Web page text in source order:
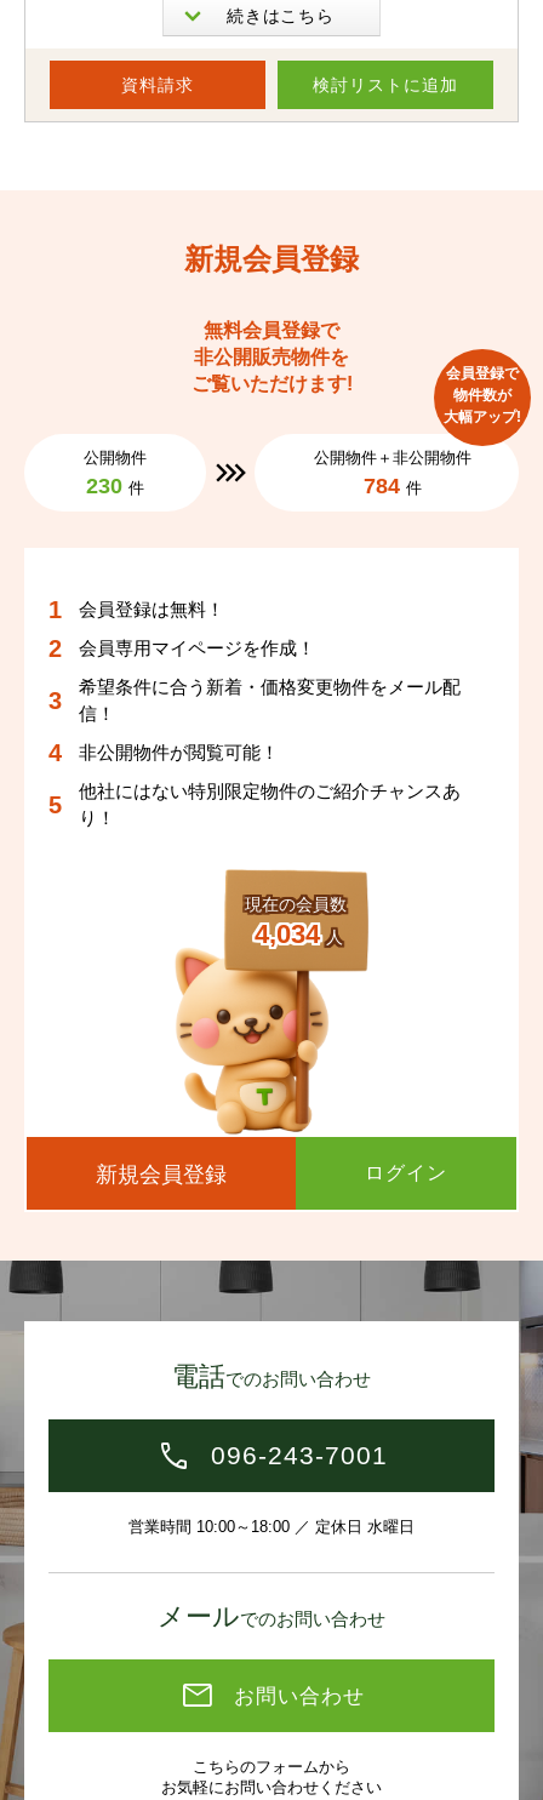
資料請求 検討リスト に追加
お問い合わせの多い平屋で、築浅なんです☆彡
えることができ、光熱費の節約も期待できます。
日々のランニングコストが少しでも抑えられたら家計も助
セルロースファイバーは、空気を多く含むため断熱性能が
高く、冬は暖かさを、夏は涼しさを保つことができます。
め、室内の湿度を適度に保つことができるのも特徴です☆
嬉しい構造ですね♡
間取りはリビングを通って各お部屋へ入る動線です！自然
ビングが中心にあるので家族が集まりやすい間取りという
部分も素敵です。
平屋の最大のメリットは、生活が一階で完結することで
階段の昇り降りがないため、高齢者や小さなお子さんがい
る家庭にとっては安全性が高まりますね(^o^)／
また、平屋は地震に対する耐震性が高いとされています。
建物の重心が低いため、揺れに対する影響が少ないからで
す。
周辺環境も充実しており、車ですぐのところにコンビニや
スーパー、ドラッグストアもございます！
何かと便利な立地ですよ(*´ω｀*)
現地の写真と問取り図を見ながら、想像力を膨らませてい
オトナの穏やかな暮らしに寄り添い、長く愛着を持って過
可能性がございます。
長嶺小学校まで徒歩約24分、長嶺中学校まで徒歩約27
新規会員登録
無料会員登録で
非公開販売物件を
ご覧いただけます!
公開物件
230 件
公開物件＋非公開物件
784 件
会員登録で
物件数が
大幅アップ!
現在の会員数
4,034 人
会員登録は無料！
会員専用マイページを作成！
希望条件に合う新着・価格変更物件をメール配
信！
非公開物件が閲覧可能！
他社にはない特別限定物件のご紹介チャンスあ
り！
新規会員登録 ログイン
電話でのお問い合わせ
096-243-7001
営業時間 10:00～18:00 ／ 定休日 水曜日
メールでのお問い合わせ
お問い合わせ
こちらのフォームから
お気軽にお問い合わせください